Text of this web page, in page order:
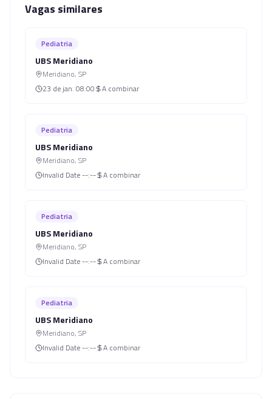
Vagas similares
Pediatria
UBS Meridiano
Meridiano, SP
23 de jan. 08:00 A combinar
Pediatria
UBS Meridiano
Meridiano, SP
Invalid Date --:-- A combinar
Pediatria
UBS Meridiano
Meridiano, SP
Invalid Date --:-- A combinar
Pediatria
UBS Meridiano
Meridiano, SP
Invalid Date --:-- A combinar